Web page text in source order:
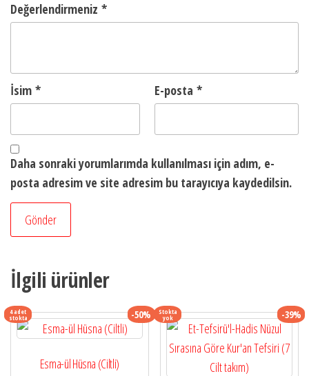
Değerlendirmeniz *
İsim * E-posta *
Daha sonraki yorumlarımda kullanılması için adım, e-
posta adresim ve site adresim bu tarayıcıya kaydedilsin.
İlgili ürünler
4 adet
stokta -50%
Esma-ül Hüsna (Ciltli)
Stokta
yok -39%